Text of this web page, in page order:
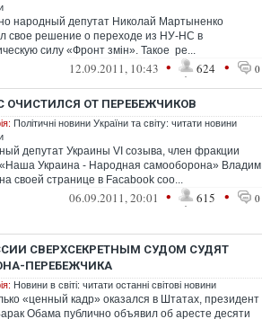
народный депутат Николай Мартыненко
свое решение о переходе из НУ-НС в
силу «Фронт змін». Такое ре...
12.09.2011, 10:43 • 624 • 0
ОЧИСТИЛСЯ ОТ ПЕРЕБЕЖЧИКОВ
Політичні новини України та світу: читати новини
депутат Украины VI созыва, член фракции
Украина - Народная самооборона» Владим
своей странице в Facabook соо...
06.09.2011, 20:01 • 615 • 0
СВЕРХСЕКРЕТНЫМ СУДОМ СУДЯТ
ПЕРЕБЕЖЧИКА
Новини в світі: читати останні світові новини
«ценный кадр» оказался в Штатах, президент
Обама публично объявил об аресте десяти